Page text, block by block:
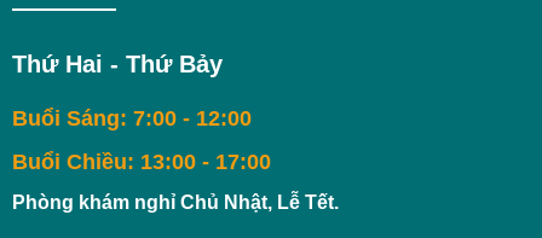
Thứ Hai - Thứ Bảy
Buổi Sáng: 7:00 - 12:00
Buổi Chiều: 13:00 - 17:00
Phòng khám nghỉ Chủ Nhật, Lễ Tết.